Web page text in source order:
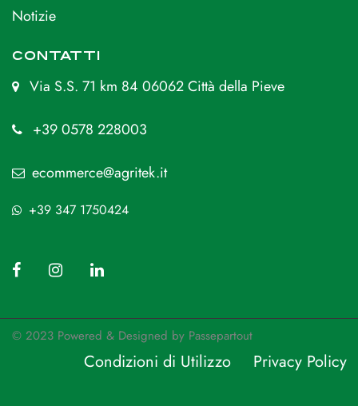
Notizie
CONTATTI
Via S.S. 71 km 84 06062 Città della Pieve
+39 0578 228003
ecommerce@agritek.it
+39 347 1750424
© 2023 Powered & Designed by Passepartout
Condizioni di Utilizzo Privacy Policy